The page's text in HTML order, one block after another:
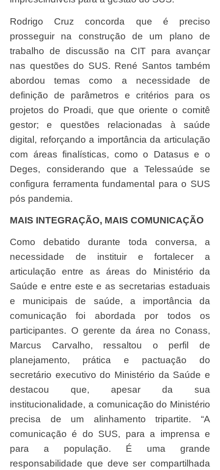
Rodrigo Cruz concorda que é preciso
prosseguir na construção de um plano de
trabalho de discussão na CIT para avançar
nas questões do SUS. René Santos também
abordou temas como a necessidade de
definição de parâmetros e critérios para os
projetos do Proadi, que que oriente o comitê
gestor; e questões relacionadas à saúde
digital, reforçando a importância da articulação
com áreas finalísticas, como o Datasus e o
Deges, considerando que a Telessaúde se
configura ferramenta fundamental para o SUS
pós pandemia.
MAIS INTEGRAÇÃO, MAIS COMUNICAÇÃO
Como debatido durante toda conversa, a
necessidade de instituir e fortalecer a
articulação entre as áreas do Ministério da
Saúde e entre este e as secretarias estaduais
e municipais de saúde, a importância da
comunicação foi abordada por todos os
participantes. O gerente da área no Conass,
Marcus Carvalho, ressaltou o perfil de
planejamento, prática e pactuação do
secretário executivo do Ministério da Saúde e
destacou que, apesar da sua
institucionalidade, a comunicação do Ministério
precisa de um alinhamento tripartite. “A
comunicação é do SUS, para a imprensa e
para a população. É uma grande
responsabilidade que deve ser compartilhada